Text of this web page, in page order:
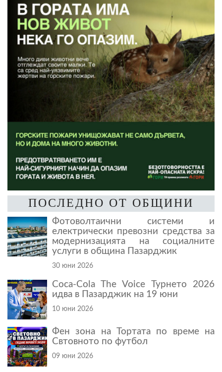
ПОСЛЕДНО ОТ ОБЩИНИ
Фотоволтаични системи и
електрически превозни средства за
модернизацията на социалните
услуги в община Пазарджик
30 юни 2026
Coca-Cola The Voice Турнето 2026
идва в Пазарджик на 19 юни
10 юни 2026
Фен зона на Тортата по време на
Свтовното по футбол
09 юни 2026